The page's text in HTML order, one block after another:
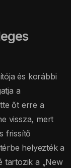
és korábbi
a
őt erre a
vissza, mert
frissítő
helyezték a
tartozik a „New